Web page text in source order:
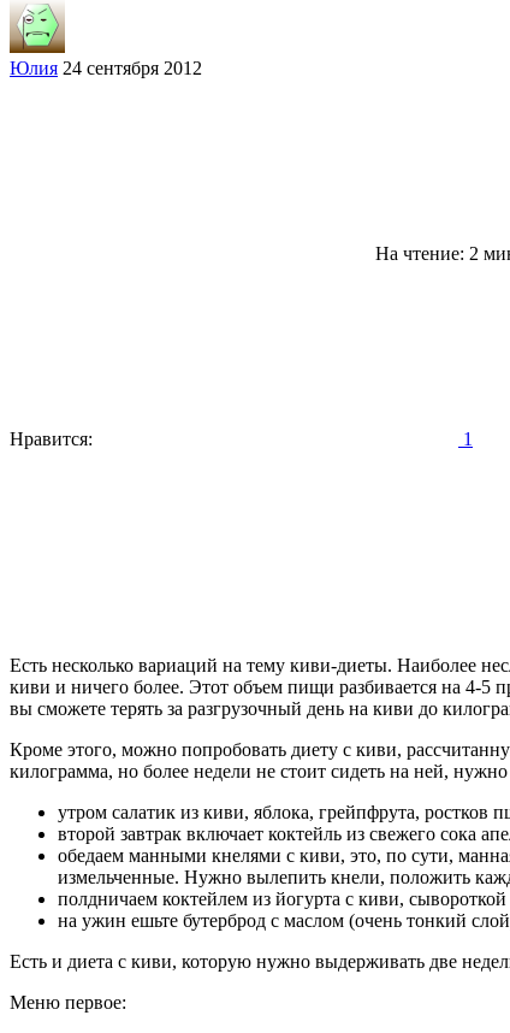
Юлия 24 сентября 2012
На чтение: 2
Нравится: 1
Есть несколько вариаций на тему киви-диеты. Наиболее
киви и ничего более. Этот объем пищи разбивается на 4-5
вы сможете терять за разгрузочный день на киви до
Кроме этого, можно попробовать диету с киви,
килограмма, но более недели не стоит сидеть на ней,
утром салатик из киви, яблока, грейпфрута,
второй завтрак включает коктейль из свежего сока
обедаем манными кнелями с киви, это, по сути,
измельченные. Нужно вылепить кнели, положить
полдничаем коктейлем из йогурта с киви,
на ужин ешьте бутерброд с маслом (очень тонкий
Есть и диета с киви, которую нужно выдерживать две
Меню первое: